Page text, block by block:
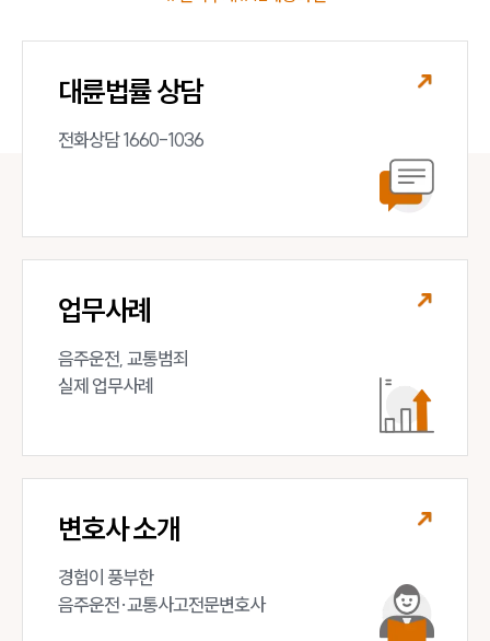
대륜법률 상담
전화상담 1660-1036
업무사례
음주운전, 교통범죄
실제 업무사례
변호사 소개
경험이 풍부한
음주운전·교통사고전문변호사